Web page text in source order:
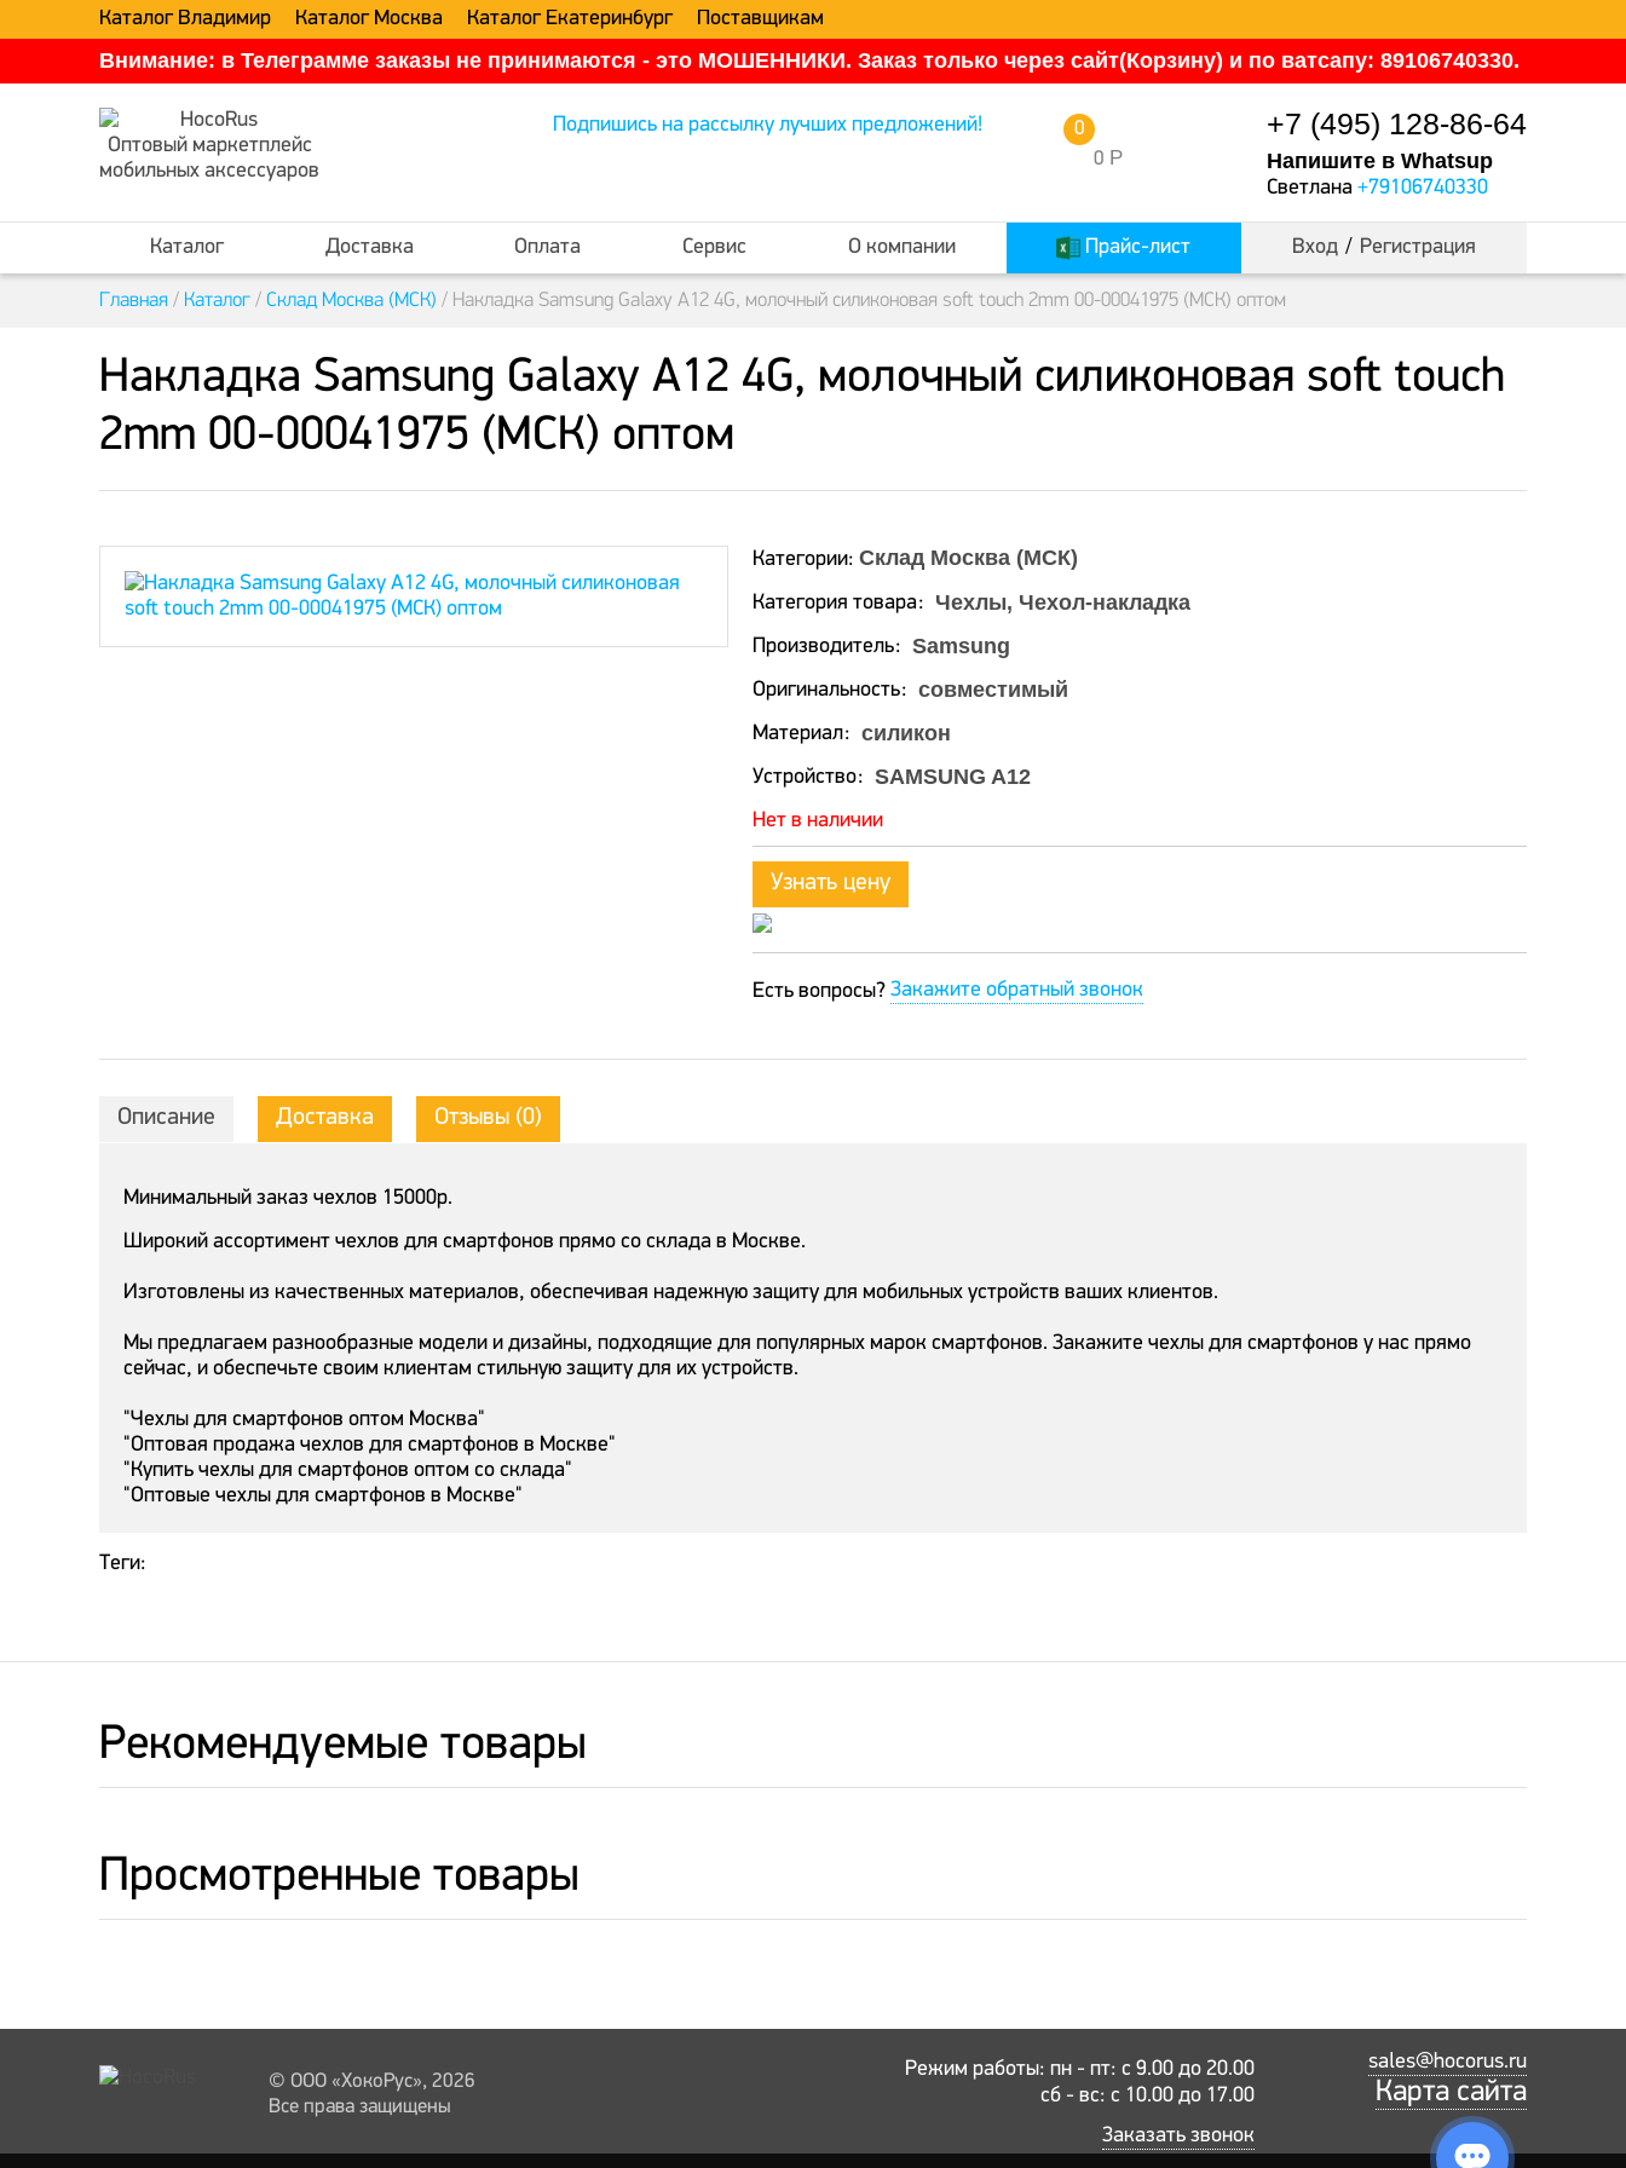
Каталог Владимир Каталог Москва Каталог Екатеринбург Поставщикам
Внимание: в Телеграмме заказы не принимаются - это МОШЕННИКИ. Заказ только через сайт(Корзину) и по ватсапу: 89106740330.
Оптовый маркетплейс
мобильных аксессуаров
Подпишись на рассылку лучших предложений!
0 Р
0 +7 (495) 128-86-64
Напишите в Whatsup
Светлана +79106740330
Каталог Доставка Оплата Сервис О компании Прайс-лист Вход / Регистрация
Главная / Каталог / Склад Москва (МСК) / Накладка Samsung Galaxy A12 4G, молочный силиконовая soft touch 2mm 00-00041975 (МСК) оптом
Накладка Samsung Galaxy A12 4G, молочный силиконовая soft touch
2mm 00-00041975 (МСК) оптом
Категории: Склад Москва (МСК)
Категория товара Чехлы, Чехол-накладка
Производитель Samsung
Оригинальность совместимый
Материал силикон
Устройство SAMSUNG A12
Нет в наличии
Узнать цену
Есть вопросы? Закажите обратный звонок
Описание Доставка Отзывы (0)
Минимальный заказ чехлов 15000р.
Широкий ассортимент чехлов для смартфонов прямо со склада в Москве.
Изготовлены из качественных материалов, обеспечивая надежную защиту для мобильных устройств ваших клиентов.
Мы предлагаем разнообразные модели и дизайны, подходящие для популярных марок смартфонов. Закажите чехлы для смартфонов у нас прямо
сейчас, и обеспечьте своим клиентам стильную защиту для их устройств.
"Чехлы для смартфонов оптом Москва"
"Оптовая продажа чехлов для смартфонов в Москве"
"Купить чехлы для смартфонов оптом со склада"
"Оптовые чехлы для смартфонов в Москве"
Теги:
Рекомендуемые товары
Просмотренные товары
© ООО «ХокоРус», 2026
Все права защищены
Режим работы: пн - пт: с 9.00 до 20.00
сб - вс: с 10.00 до 17.00
Заказать звонок
sales@hocorus.ru
Карта сайта